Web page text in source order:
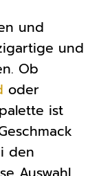
und
und
Ob
oder
ist
den